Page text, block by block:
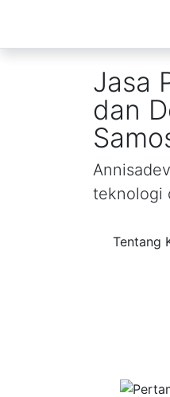
Jasa
dan
teknologi
Tentang